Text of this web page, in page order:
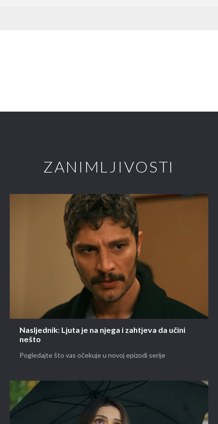
ZANIMLJIVOSTI
Nasljednik: Ljuta je na njega i zahtjeva da učini
nešto
Pogledajte što vas očekuje u novoj epizodi serije